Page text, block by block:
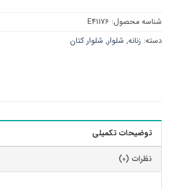
شناسه محصول: E41176
دسته: زنانه, شلوار, شلوار کتان
توضیحات تکمیلی
نظرات (0)